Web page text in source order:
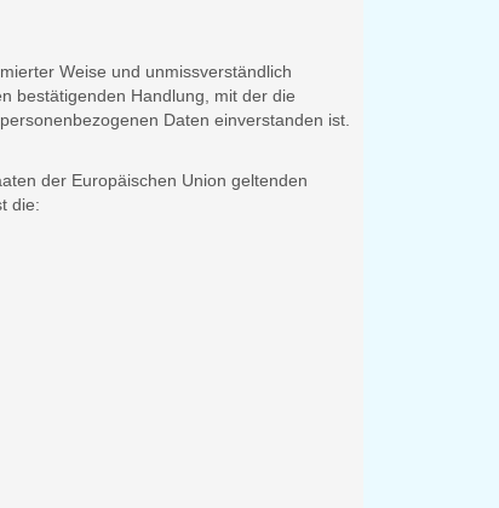
Weise und unmissverständlich
bestätigenden Handlung, mit der die
Daten einverstanden ist.
der Europäischen Union geltenden
die: